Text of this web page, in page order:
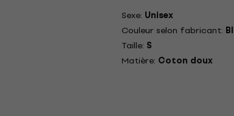
Sexe: Unisex
Couleur selon fabricant:
Taille: S
Matière: Coton doux